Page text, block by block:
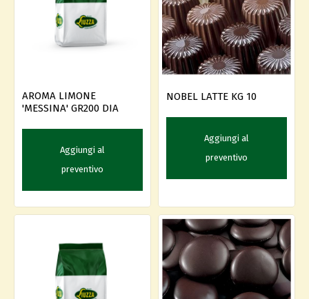
AROMA LIMONE
'MESSINA' GR200 DIA
Aggiungi al
preventivo
NOBEL LATTE KG 10
Aggiungi al
preventivo